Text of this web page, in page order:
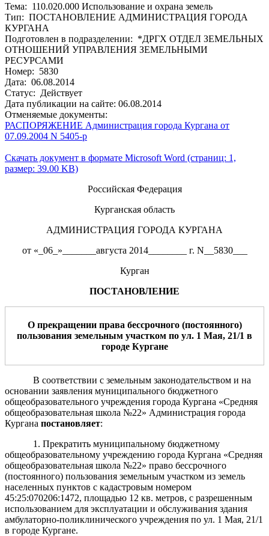
Тема: 110.020.000 Использование и охрана земель
Тип: ПОСТАНОВЛЕНИЕ АДМИНИСТРАЦИЯ ГОРОДА
КУРГАНА
Подготовлен в подразделении: *ДРГХ ОТДЕЛ ЗЕМЕЛЬНЫХ
ОТНОШЕНИЙ УПРАВЛЕНИЯ ЗЕМЕЛЬНЫМИ
РЕСУРСАМИ
Номер: 5830
Дата: 06.08.2014
Статус: Действует
Дата публикации на сайте: 06.08.2014
Отменяемые документы:
РАСПОРЯЖЕНИЕ Администрация города Кургана от
07.09.2004 N 5405-р
Скачать документ в формате Microsoft Word (страниц: 1,
размер: 39.00 KB)
Российская Федерация
Курганская область
АДМИНИСТРАЦИЯ ГОРОДА КУРГАНА
от «_06_»_______августа 2014________ г. N__5830___
Курган
ПОСТАНОВЛЕНИЕ
О прекращении права бессрочного (постоянного)
пользования земельным участком по ул. 1 Мая, 21/1 в
городе Кургане
В соответствии с земельным законодательством и на
основании заявления муниципального бюджетного
общеобразовательного учреждения города Кургана «Средняя
общеобразовательная школа №22» Администрация города
Кургана постановляет:
1. Прекратить муниципальному бюджетному
общеобразовательному учреждению города Кургана «Средняя
общеобразовательная школа №22» право бессрочного
(постоянного) пользования земельным участком из земель
населенных пунктов с кадастровым номером
45:25:070206:1472, площадью 12 кв. метров, с разрешенным
использованием для эксплуатации и обслуживания здания
амбулаторно-поликлинического учреждения по ул. 1 Мая, 21/1
в городе Кургане.